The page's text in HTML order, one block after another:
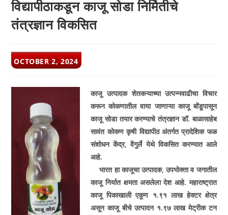
विद्यापीठाकडून काजू सोडा निर्मितीचे
तंत्रज्ञान विकसित
POST
PUBLISHED:
OCTOBER 2, 2024
काजू उत्पादक शेतकऱ्याच्या उत्पन्नवाढीचा विचार
करून कोकणातील वाया जाणाऱ्या काजू बोंडूपासून
काजू सोडा तयार करण्याचे तंत्रज्ञान डॉ. बाळासाहेब
सावंत कोकण कृषी विद्यापीठ अंतर्गत प्रादेशिक फळ
संशोधन केंद्र, वेंगुर्ले येथे विकसित करण्यात आले
आहे.
भारत हा काजूचा उत्पादक, उपभोक्ता व जगातील
काजू निर्यात क्षमता असलेला देश आहे. महाराष्ट्रात
काजू पिकाखाली एकूण १.९१ लाख हेक्टर क्षेत्र
असून काजू बीचे उत्पादन १.९७ लाख मेट्रीक टन